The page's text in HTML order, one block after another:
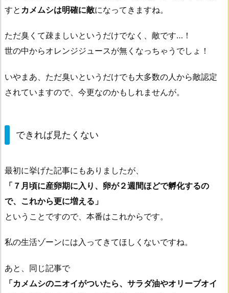
すと カメムシは明確に敵になってきますね。
ただ臭くて疎ましいというだけでなく、敵です…！
世の中からオレンジジュースが無くなっちゃうでしょ！
いやまあ、ただ臭いというだけでも大多数の人から敵認定
されていますので、今更なのかもしれませんが。
できれば見たくない
最初に挙げた記事にもありましたが、
「７月頃に産卵期に入り、卵が２週間ほどで孵化するの
で、これから更に増える」
ということですので、本番はこれからです。
私の生活ゾーンには入ってきてほしくないですね。
あと、同じ記事で
「カメムシのニオイがついたら、サラダ油やオリーブオイ